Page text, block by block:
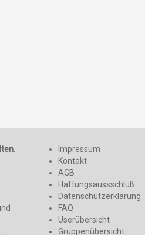
Impressum
Kontakt
AGB
Haftungsaussschluß
Datenschutzerklärung
FAQ
Userübersicht
Gruppenübersicht